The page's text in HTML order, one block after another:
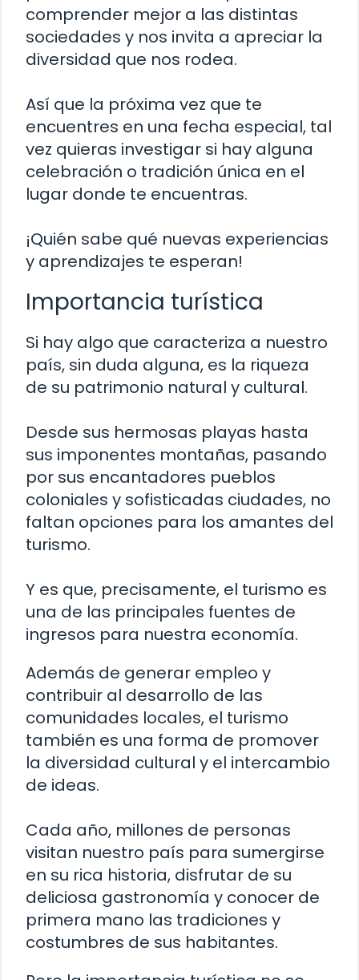
comprender mejor a las distintas
sociedades y nos invita a apreciar la
diversidad que nos rodea.
Así que la próxima vez que te
encuentres en una fecha especial, tal
vez quieras investigar si hay alguna
celebración o tradición única en el
lugar donde te encuentras.
¡Quién sabe qué nuevas experiencias
y aprendizajes te esperan!
Importancia turística
Si hay algo que caracteriza a nuestro
país, sin duda alguna, es la riqueza
de su patrimonio natural y cultural.
Desde sus hermosas playas hasta
sus imponentes montañas, pasando
por sus encantadores pueblos
coloniales y sofisticadas ciudades, no
faltan opciones para los amantes del
turismo.
Y es que, precisamente, el turismo es
una de las principales fuentes de
ingresos para nuestra economía.
Además de generar empleo y
contribuir al desarrollo de las
comunidades locales, el turismo
también es una forma de promover
la diversidad cultural y el intercambio
de ideas.
Cada año, millones de personas
visitan nuestro país para sumergirse
en su rica historia, disfrutar de su
deliciosa gastronomía y conocer de
primera mano las tradiciones y
costumbres de sus habitantes.